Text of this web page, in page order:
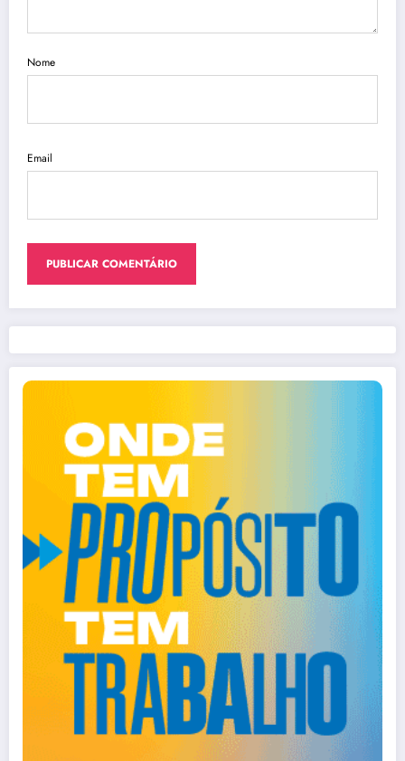
Nome
Email